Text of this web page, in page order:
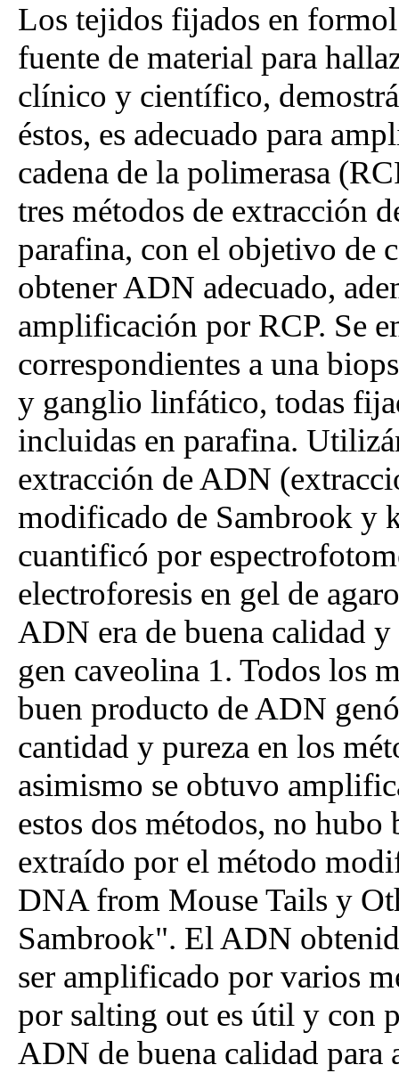
Los tejidos fijados en
fuente de material para
clínico y científico,
éstos, es adecuado para
cadena de la polimerasa
tres métodos de extracción
parafina, con el objetivo de
obtener ADN adecuado,
amplificación por RCP. Se
correspondientes a una
y ganglio linfático, todas
incluidas en parafina.
extracción de ADN
modificado de Sambrook y
cuantificó por
electroforesis en gel de
ADN era de buena calidad
gen caveolina 1. Todos los
buen producto de ADN
cantidad y pureza en los
asimismo se obtuvo
estos dos métodos, no
extraído por el método
DNA from Mouse Tails y
Sambrook". El ADN
ser amplificado por varios
por salting out es útil y con
ADN de buena calidad